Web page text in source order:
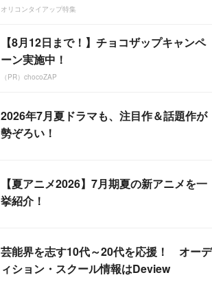
オリコンタイアップ特集
【8月12日まで！】チョコザップキャンペ
ーン実施中！
（PR）chocoZAP
2026年7月夏ドラマも、注目作＆話題作が
勢ぞろい！
【夏アニメ2026】7月期夏の新アニメを一
挙紹介！
芸能界を志す10代～20代を応援！ オーデ
ィション・スクール情報はDeview